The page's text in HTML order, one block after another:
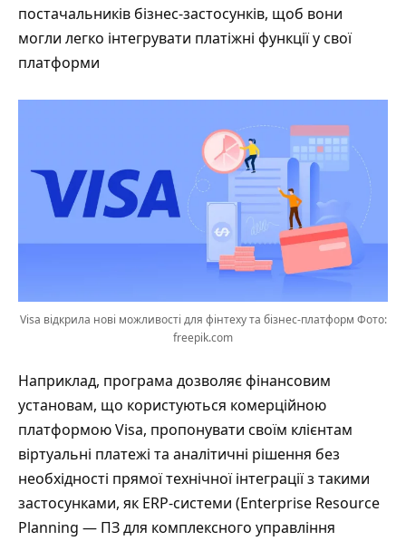
постачальників бізнес-застосунків, щоб вони
могли легко інтегрувати платіжні функції у свої
платформи
Visa відкрила нові можливості для фінтеху та бізнес-платформ Фото:
freepik.com
Наприклад, програма дозволяє фінансовим
установам, що користуються комерційною
платформою Visa, пропонувати своїм клієнтам
віртуальні платежі та аналітичні рішення без
необхідності прямої технічної інтеграції з такими
застосунками, як ERP-системи (Enterprise Resource
Planning — ПЗ для комплексного управління